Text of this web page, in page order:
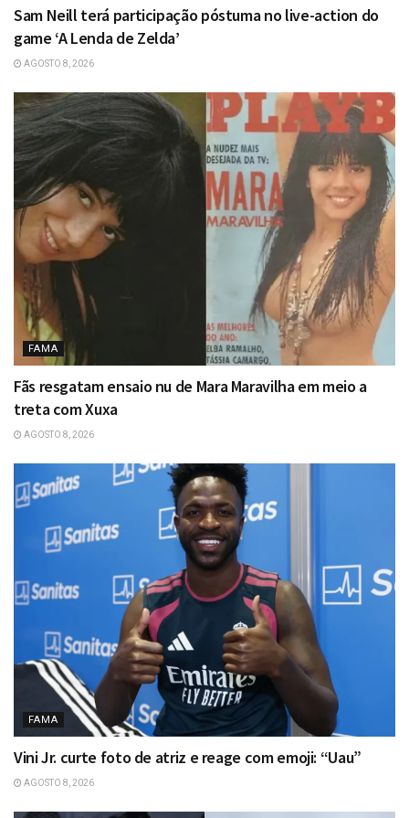
Sam Neill terá participação póstuma no live-action do
game ‘A Lenda de Zelda’
AGOSTO 8, 2026
FAMA
Fãs resgatam ensaio nu de Mara Maravilha em meio a
treta com Xuxa
AGOSTO 8, 2026
FAMA
Vini Jr. curte foto de atriz e reage com emoji: “Uau”
AGOSTO 8, 2026